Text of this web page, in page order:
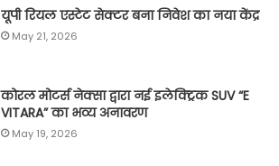
यूपी रियल एस्टेट सेक्टर बना निवेश का नया केंद्र
May 21, 2026
कोरल मोटर्स नेक्सा द्वारा नई इलेक्ट्रिक SUV “E
VITARA” का भव्य अनावरण
May 19, 2026